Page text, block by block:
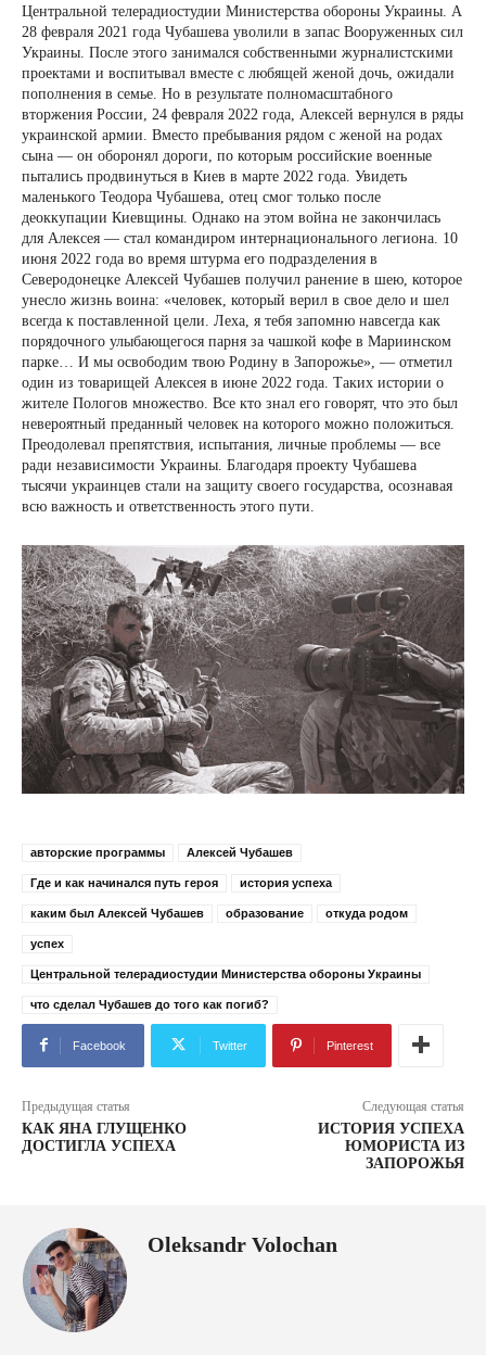
Центральной телерадиостудии Министерства обороны Украины. А
28 февраля 2021 года Чубашева уволили в запас Вооруженных сил
Украины. После этого занимался собственными журналистскими
проектами и воспитывал вместе с любящей женой дочь, ожидали
пополнения в семье. Но в результате полномасштабного
вторжения России, 24 февраля 2022 года, Алексей вернулся в ряды
украинской армии. Вместо пребывания рядом с женой на родах
сына — он оборонял дороги, по которым российские военные
пытались продвинуться в Киев в марте 2022 года. Увидеть
маленького Теодора Чубашева, отец смог только после
деоккупации Киевщины. Однако на этом война не закончилась
для Алексея — стал командиром интернационального легиона. 10
июня 2022 года во время штурма его подразделения в
Северодонецке Алексей Чубашев получил ранение в шею, которое
унесло жизнь воина: «человек, который верил в свое дело и шел
всегда к поставленной цели. Леха, я тебя запомню навсегда как
порядочного улыбающегося парня за чашкой кофе в Мариинском
парке… И мы освободим твою Родину в Запорожье», — отметил
один из товарищей Алексея в июне 2022 года. Таких истории о
жителе Пологов множество. Все кто знал его говорят, что это был
невероятный преданный человек на которого можно положиться.
Преодолевал препятствия, испытания, личные проблемы — все
ради независимости Украины. Благодаря проекту Чубашева
тысячи украинцев стали на защиту своего государства, осознавая
всю важность и ответственность этого пути.
авторские программы Алексей Чубашев
Где и как начинался путь героя история успеха
каким был Алексей Чубашев образование откуда родом
успех
Центральной телерадиостудии Министерства обороны Украины
что сделал Чубашев до того как погиб?
Facebook Twitter Pinterest
Предыдущая статья
КАК ЯНА ГЛУЩЕНКО
ДОСТИГЛА УСПЕХА
Следующая статья
ИСТОРИЯ УСПЕХА
ЮМОРИСТА ИЗ
ЗАПОРОЖЬЯ
Oleksandr Volochan